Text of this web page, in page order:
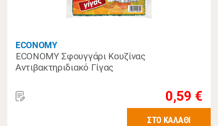
ECONOMY
ECONOMY Σφουγγάρι Κουζίνας
Αντιβακτηριδιακό Γίγας
0,59 €
ΣΤΟ ΚΑΛΑΘΙ